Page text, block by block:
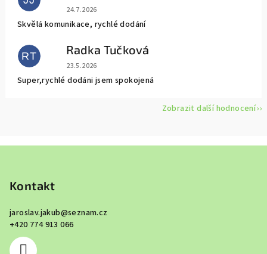
Hodnocení obchodu je 5 z 5 hvězdiček.
24.7.2026
Skvělá komunikace, rychlé dodání
RT Radka Tučková
Hodnocení obchodu je 5 z 5 hvězdiček.
23.5.2026
Super,rychlé dodáni jsem spokojená
Zobrazit další hodnocení
Kontakt
jaroslav.jakub@seznam.cz
+420 774 913 066